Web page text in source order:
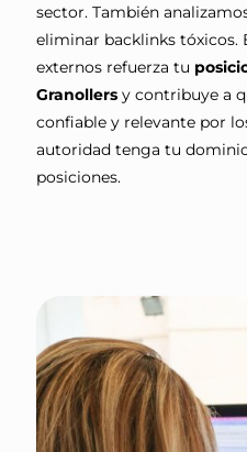
sector. También
eliminar backlinks tóxicos.
externos refuerza tu
Granollers y contribuye a
confiable y relevante por
autoridad tenga tu
posiciones.